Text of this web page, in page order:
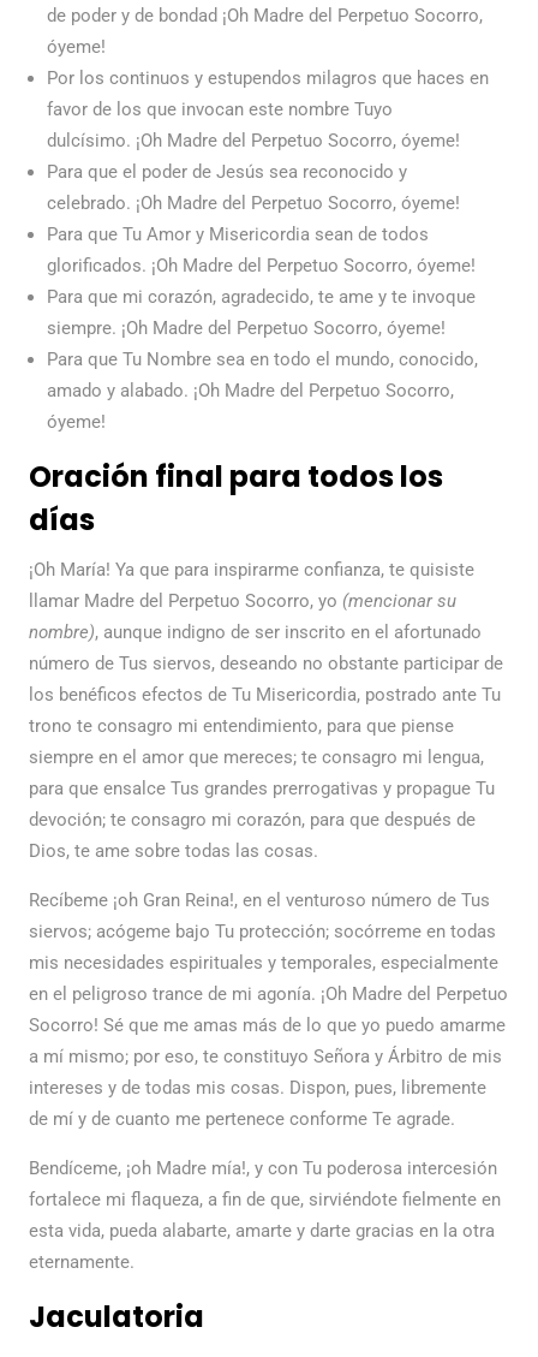
de poder y de bondad ¡Oh Madre del Perpetuo Socorro,
óyeme!
Por los continuos y estupendos milagros que haces en
favor de los que invocan este nombre Tuyo
dulcísimo. ¡Oh Madre del Perpetuo Socorro, óyeme!
Para que el poder de Jesús sea reconocido y
celebrado. ¡Oh Madre del Perpetuo Socorro, óyeme!
Para que Tu Amor y Misericordia sean de todos
glorificados. ¡Oh Madre del Perpetuo Socorro, óyeme!
Para que mi corazón, agradecido, te ame y te invoque
siempre. ¡Oh Madre del Perpetuo Socorro, óyeme!
Para que Tu Nombre sea en todo el mundo, conocido,
amado y alabado. ¡Oh Madre del Perpetuo Socorro,
óyeme!
Oración final para todos los
días
¡Oh María! Ya que para inspirarme confianza, te quisiste
llamar Madre del Perpetuo Socorro, yo (mencionar su
nombre), aunque indigno de ser inscrito en el afortunado
número de Tus siervos, deseando no obstante participar de
los benéficos efectos de Tu Misericordia, postrado ante Tu
trono te consagro mi entendimiento, para que piense
siempre en el amor que mereces; te consagro mi lengua,
para que ensalce Tus grandes prerrogativas y propague Tu
devoción; te consagro mi corazón, para que después de
Dios, te ame sobre todas las cosas.
Recíbeme ¡oh Gran Reina!, en el venturoso número de Tus
siervos; acógeme bajo Tu protección; socórreme en todas
mis necesidades espirituales y temporales, especialmente
en el peligroso trance de mi agonía. ¡Oh Madre del Perpetuo
Socorro! Sé que me amas más de lo que yo puedo amarme
a mí mismo; por eso, te constituyo Señora y Árbitro de mis
intereses y de todas mis cosas. Dispon, pues, libremente
de mí y de cuanto me pertenece conforme Te agrade.
Bendíceme, ¡oh Madre mía!, y con Tu poderosa intercesión
fortalece mi flaqueza, a fin de que, sirviéndote fielmente en
esta vida, pueda alabarte, amarte y darte gracias en la otra
eternamente.
Jaculatoria